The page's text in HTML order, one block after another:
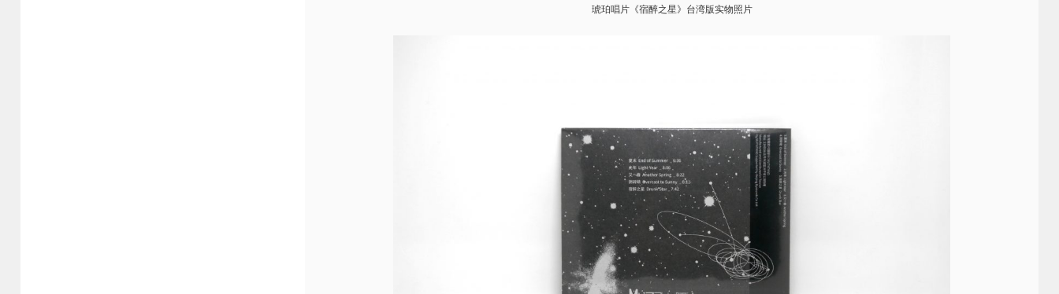
琥珀唱片《宿醉之星》台湾版实物照片